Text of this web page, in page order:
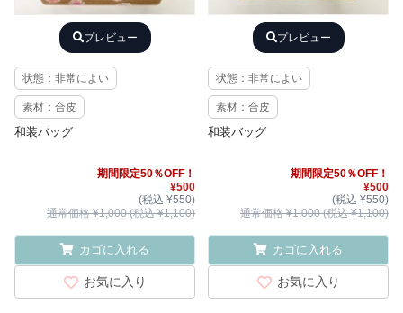
プレビュー
状態：非常によい
素材：合皮
和装バッグ
期間限定50％OFF！
¥500
(税込 ¥550)
通常価格 ¥1,000 (税込 ¥1,100)
カゴに入れる
お気に入り
プレビュー
状態：非常によい
素材：合皮
和装バッグ
期間限定50％OFF！
¥500
(税込 ¥550)
通常価格 ¥1,000 (税込 ¥1,100)
カゴに入れる
お気に入り